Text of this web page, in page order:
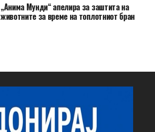
„Анима Мунди“ апелира за заштита на
животните за време на топлотниот бран